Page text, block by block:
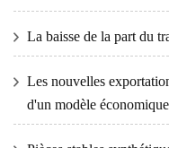
La baisse de la part du
Les nouvelles
d'un modèle